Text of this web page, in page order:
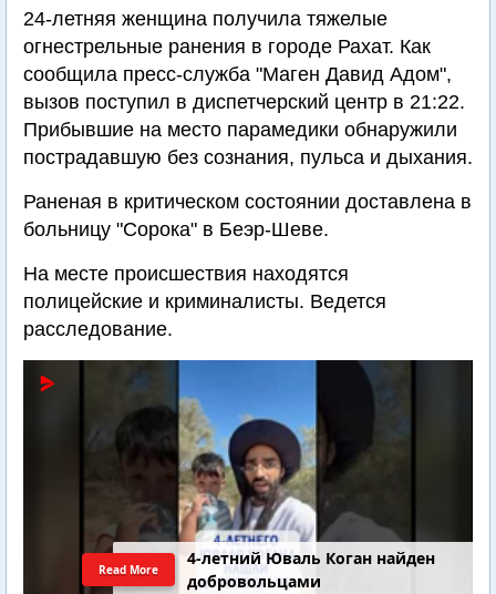
24-летняя женщина получила тяжелые
огнестрельные ранения в городе Рахат. Как
сообщила пресс-служба "Маген Давид Адом",
вызов поступил в диспетчерский центр в 21:22.
Прибывшие на место парамедики обнаружили
пострадавшую без сознания, пульса и дыхания.
Раненая в критическом состоянии доставлена в
больницу "Сорока" в Беэр-Шеве.
На месте происшествия находятся
полицейские и криминалисты. Ведется
расследование.
4-летний Юваль Коган найден
добровольцами
Read More